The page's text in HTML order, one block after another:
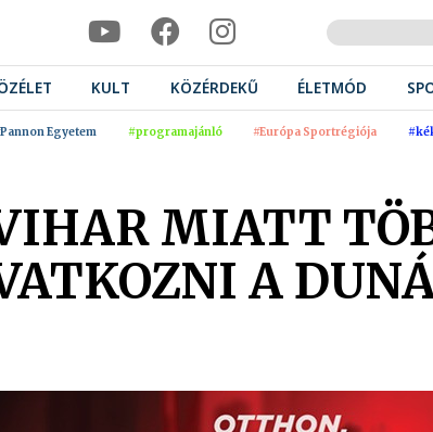
KULT KÖZÉRDEKŰ ÉLETMÓD
Egyetem #programajánló #Európa Sportrégiója
MIATT
A